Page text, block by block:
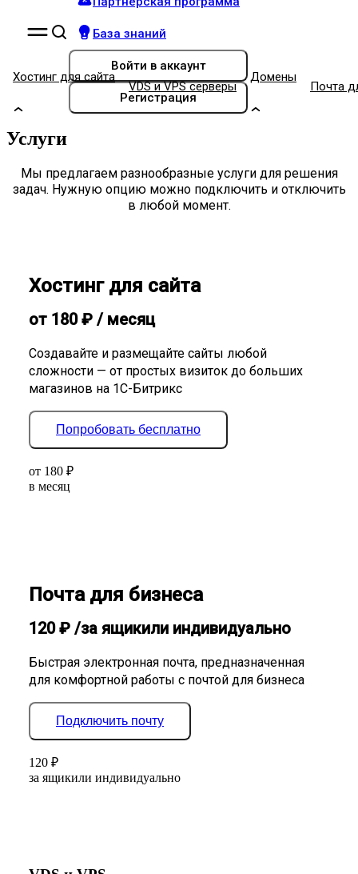
База знаний
Войти в аккаунт
Регистрация
Хостинг для сайта
VDS и VPS серверы
Домены
Почта
Услуги
Мы предлагаем разнообразные услуги для решения
задач. Нужную опцию можно подключить и отключить
в любой момент.
Хостинг для сайта
от 180₽ / месяц
Создавайте и размещайте сайты любой
сложности — от простых визиток до больших
магазинов на 1С-Битрикс
Попробовать бесплатно
от 180 ₽
в месяц
Почта для бизнеса
120₽ /за ящикили индивидуально
Быстрая электронная почта, предназначенная
для комфортной работы с почтой для бизнеса
Подключить почту
120 ₽
за ящикили индивидуально